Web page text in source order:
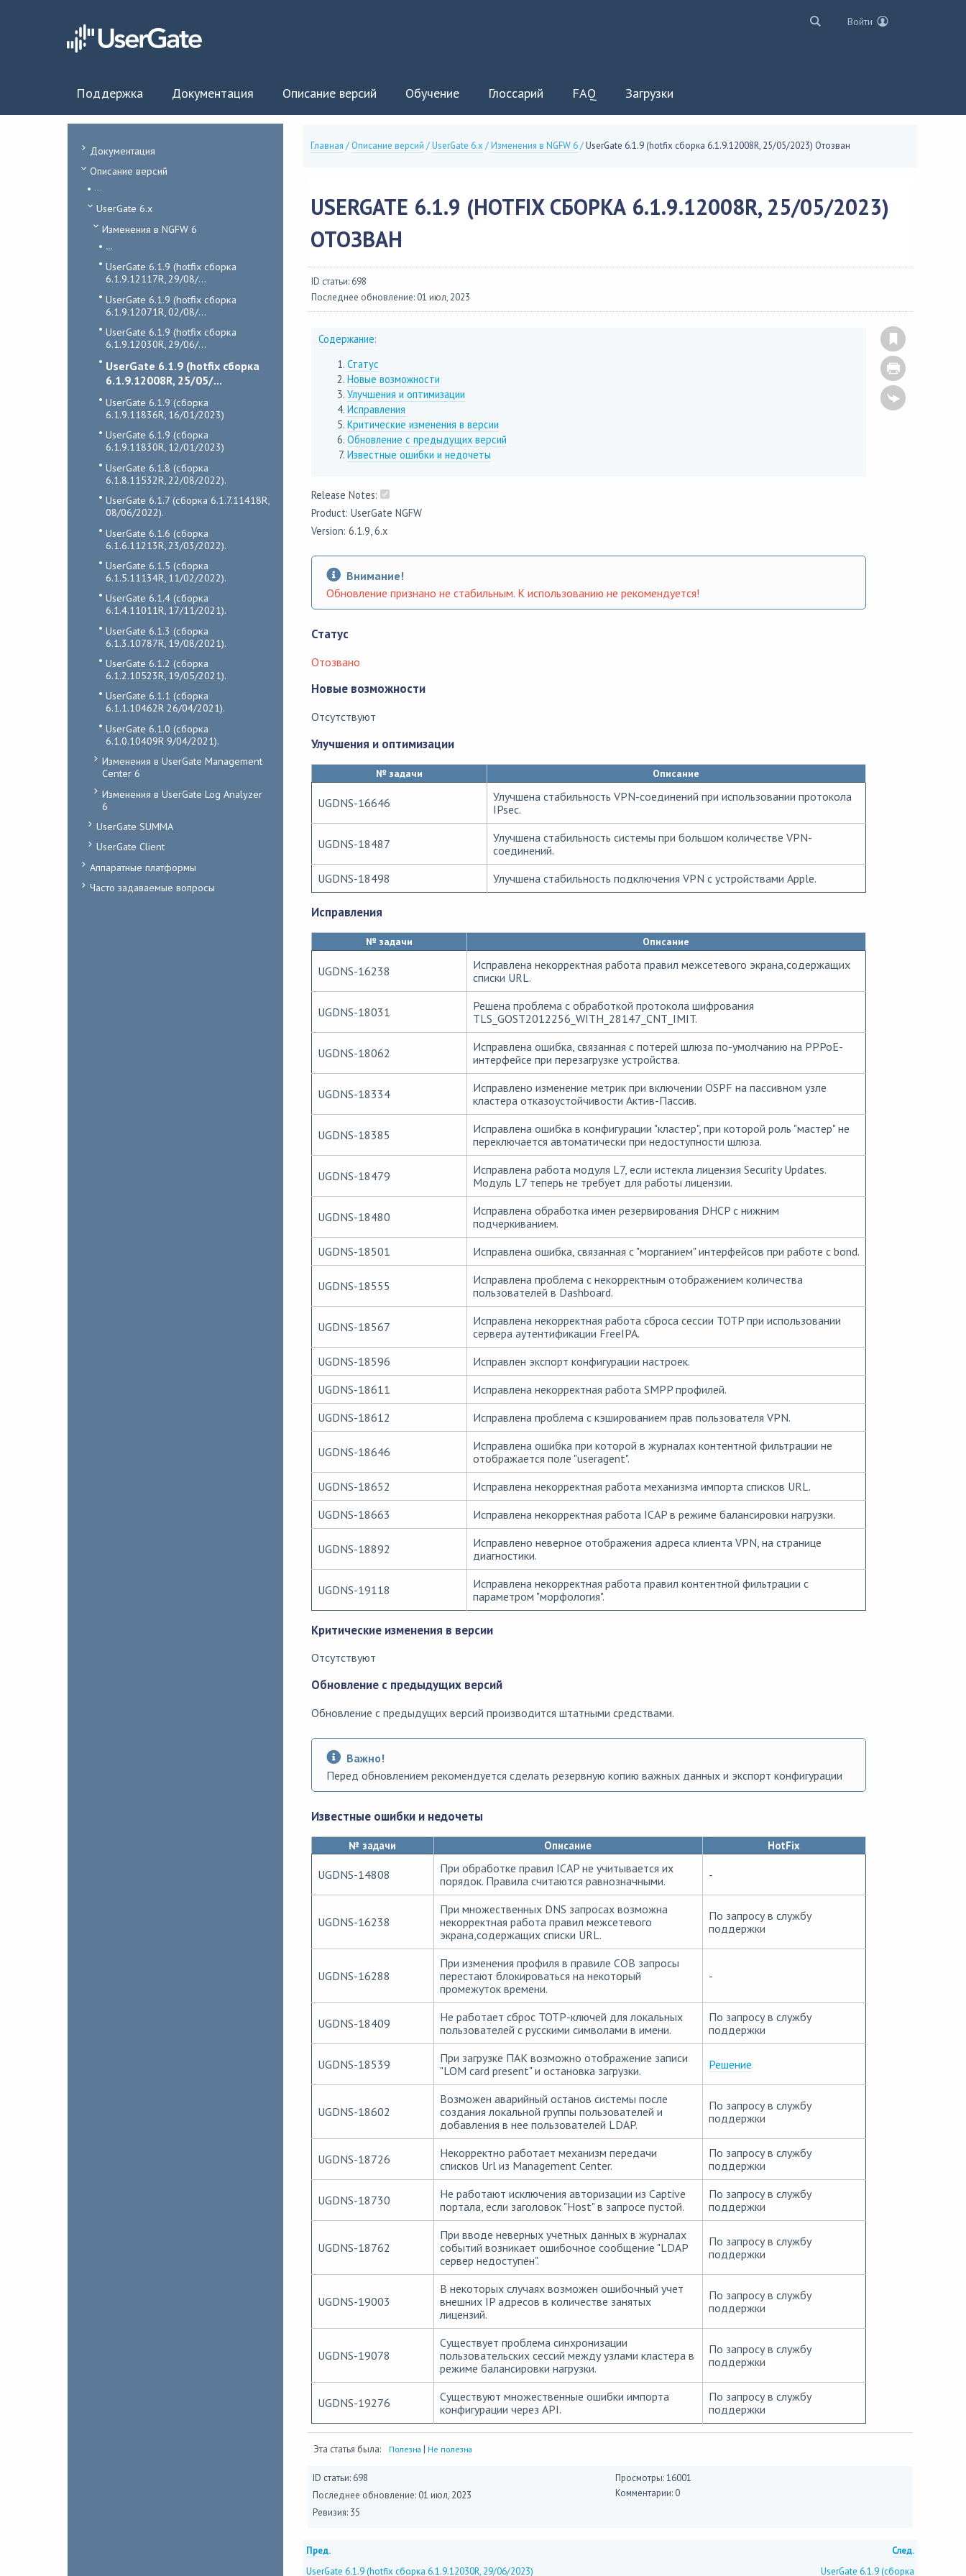
Войти
Поддержка Документация Описание версий Обучение Глоссарий FAQ Загрузки
Документация
Описание версий
UserGate 6.x
Изменения в NGFW 6
...
UserGate 6.1.9 (hotfix сборка
6.1.9.12117R, 29/08/...
UserGate 6.1.9 (hotfix сборка
6.1.9.12071R, 02/08/...
UserGate 6.1.9 (hotfix сборка
6.1.9.12030R, 29/06/...
UserGate 6.1.9 (hotfix сборка
6.1.9.12008R, 25/05/...
UserGate 6.1.9 (сборка
6.1.9.11836R, 16/01/2023)
UserGate 6.1.9 (сборка
6.1.9.11830R, 12/01/2023)
UserGate 6.1.8 (сборка
6.1.8.11532R, 22/08/2022).
UserGate 6.1.7 (сборка 6.1.7.11418R,
08/06/2022).
UserGate 6.1.6 (сборка
6.1.6.11213R, 23/03/2022).
UserGate 6.1.5 (сборка
6.1.5.11134R, 11/02/2022).
UserGate 6.1.4 (сборка
6.1.4.11011R, 17/11/2021).
UserGate 6.1.3 (сборка
6.1.3.10787R, 19/08/2021).
UserGate 6.1.2 (сборка
6.1.2.10523R, 19/05/2021).
UserGate 6.1.1 (сборка
6.1.1.10462R 26/04/2021).
UserGate 6.1.0 (сборка
6.1.0.10409R 9/04/2021).
Изменения в UserGate Management
Center 6
Изменения в UserGate Log Analyzer
6
UserGate SUMMA
UserGate Client
Аппаратные платформы
Часто задаваемые вопросы
Главная / Описание версий /UserGate 6.x /Изменения в NGFW 6/UserGate 6.1.9 (hotfix сборка 6.1.9.12008R, 25/05/2023) Отозван
USERGATE 6.1.9 (HOTFIX СБОРКА 6.1.9.12008R, 25/05/2023)
ОТОЗВАН
ID статьи: 698
Последнее обновление: 01 июл, 2023
Содержание:
Статус
Новые возможности
Улучшения и оптимизации
Исправления
Критические изменения в версии
Обновление с предыдущих версий
Известные ошибки и недочеты
Release Notes:
Product: UserGate NGFW
Version: 6.1.9, 6.x
Внимание!
Обновление признано не стабильным. К использованию не рекомендуется!
Статус
Отозвано
Новые возможности
Отсутствуют
Улучшения и оптимизации
№ задачи Описание
UGDNS-16646
Улучшена стабильность VPN-соединений при использовании протокола
IPsec.
UGDNS-18487
Улучшена стабильность системы при большом количестве VPN-
соединений.
UGDNS-18498
Улучшена стабильность подключения VPN с устройствами Apple.
Исправления
№ задачи Описание
UGDNS-16238
Исправлена некорректная работа правил межсетевого экрана,содержащих
списки URL.
UGDNS-18031
Решена проблема с обработкой протокола шифрования
TLS_GOST2012256_WITH_28147_CNT_IMIT.
UGDNS-18062
Исправлена ошибка, связанная с потерей шлюза по-умолчанию на PPPoE-
интерфейсе при перезагрузке устройства.
UGDNS-18334
Исправлено изменение метрик при включении OSPF на пассивном узле
кластера отказоустойчивости Актив-Пассив.
UGDNS-18385
Исправлена ошибка в конфигурации "кластер", при которой роль "мастер" не
переключается автоматически при недоступности шлюза.
UGDNS-18479
Исправлена работа модуля L7, если истекла лицензия Security Updates.
Модуль L7 теперь не требует для работы лицензии.
UGDNS-18480
Исправлена обработка имен резервирования DHCP с нижним
подчеркиванием.
UGDNS-18501
Исправлена ошибка, связанная с "морганием" интерфейсов при работе с bond.
UGDNS-18555
Исправлена проблема с некорректным отображением количества
пользователей в Dashboard.
UGDNS-18567
Исправлена некорректная работа сброса сессии TOTP при использовании
сервера аутентификации FreeIPA.
UGDNS-18596
Исправлен экспорт конфигурации настроек.
UGDNS-18611
Исправлена некорректная работа SMPP профилей.
UGDNS-18612
Исправлена проблема с кэшированием прав пользователя VPN.
UGDNS-18646
Исправлена ошибка при которой в журналах контентной фильтрации не
отображается поле "useragent".
UGDNS-18652
Исправлена некорректная работа механизма импорта списков URL.
UGDNS-18663
Исправлена некорректная работа ICAP в режиме балансировки нагрузки.
UGDNS-18892
Исправлено неверное отображения адреса клиента VPN, на странице
диагностики.
UGDNS-19118
Исправлена некорректная работа правил контентной фильтрации с
параметром "морфология".
Критические изменения в версии
Отсутствуют
Обновление с предыдущих версий
Обновление с предыдущих версий производится штатными средствами.
Важно!
Перед обновлением рекомендуется сделать резервную копию важных данных и экспорт конфигурации
Известные ошибки и недочеты
№ задачи Описание HotFix
UGDNS-14808
При обработке правил ICAP не учитывается их
порядок. Правила считаются равнозначными.
-
UGDNS-16238
При множественных DNS запросах возможна
некорректная работа правил межсетевого
экрана,содержащих списки URL.
По запросу в службу
поддержки
UGDNS-16288
При изменения профиля в правиле СОВ запросы
перестают блокироваться на некоторый
промежуток времени.
-
UGDNS-18409
Не работает сброс TOTP-ключей для локальных
пользователей с русскими символами в имени.
По запросу в службу
поддержки
UGDNS-18539
При загрузке ПАК возможно отображение записи
"LOM card present" и остановка загрузки.
Решение
UGDNS-18602
Возможен аварийный останов системы после
создания локальной группы пользователей и
добавления в нее пользователей LDAP.
По запросу в службу
поддержки
UGDNS-18726
Некорректно работает механизм передачи
списков Url из Management Center.
По запросу в службу
поддержки
UGDNS-18730
Не работают исключения авторизации из Captive
портала, если заголовок "Host" в запросе пустой.
По запросу в службу
поддержки
UGDNS-18762
При вводе неверных учетных данных в журналах
событий возникает ошибочное сообщение "LDAP
сервер недоступен".
По запросу в службу
поддержки
UGDNS-19003
В некоторых случаях возможен ошибочный учет
внешних IP адресов в количестве занятых
лицензий.
По запросу в службу
поддержки
UGDNS-19078
Существует проблема синхронизации
пользовательских сессий между узлами кластера в
режиме балансировки нагрузки.
По запросу в службу
поддержки
UGDNS-19276
Существуют множественные ошибки импорта
конфигурации через API.
По запросу в службу
поддержки
Эта статья была: Полезна | Не полезна
ID статьи: 698
Последнее обновление: 01 июл, 2023
Ревизия: 35
Просмотры: 16001
Комментарии: 0
Пред.
След.
UserGate 6.1.9 (hotfix сборка 6.1.9.12030R, 29/06/2023)
UserGate 6.1.9 (сборка